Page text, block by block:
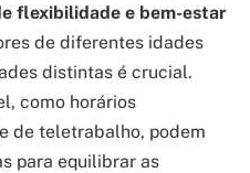
flexibilidade e bem-estar
de diferentes idades
distintas é crucial.
como horários
de teletrabalho, podem
para equilibrar as